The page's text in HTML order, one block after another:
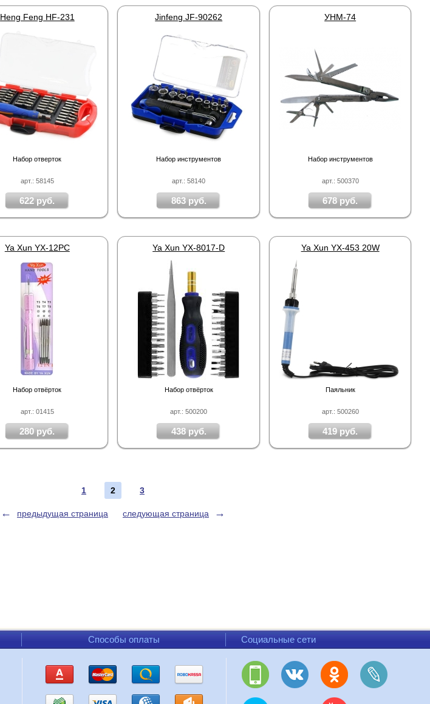
арт.: 58145
Heng Feng HF-231
Набор отверток
622 руб.
арт.: 58140
Jinfeng JF-90262
Набор инструментов
863 руб.
арт.: 500370
УНМ-74
Набор инструментов
678 руб.
арт.: 01415
Ya Xun YX-12PC
Набор отвёрток
280 руб.
арт.: 500200
Ya Xun YX-8017-D
Набор отвёрток
438 руб.
арт.: 500260
Ya Xun YX-453 20W
Паяльник
419 руб.
1 2 3
← предыдущая страница следующая страница →
Способы оплаты Социальные сети